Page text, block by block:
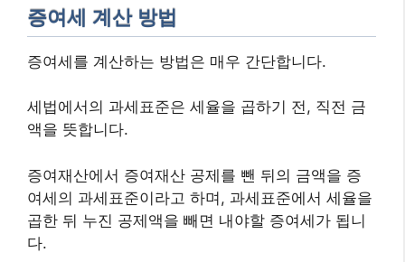
증여세 계산 방법
증여세를 계산하는 방법은 매우 간단합니다.
세법에서의 과세표준은 세율을 곱하기 전, 직전 금
액을 뜻합니다.
증여재산에서 증여재산 공제를 뺀 뒤의 금액을 증
여세의 과세표준이라고 하며, 과세표준에서 세율을
곱한 뒤 누진 공제액을 빼면 내야할 증여세가 됩니
다.